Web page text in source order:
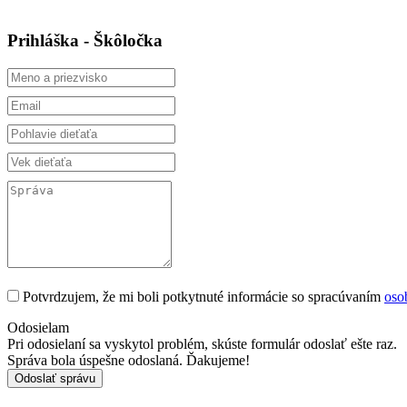
Prihláška - Škôločka
Potvrdzujem, že mi boli potkytnuté informácie so spracúvaním
Odosielam
Pri odosielaní sa vyskytol problém, skúste formulár odoslať ešte raz.
Správa bola úspešne odoslaná. Ďakujeme!
Odoslať správu